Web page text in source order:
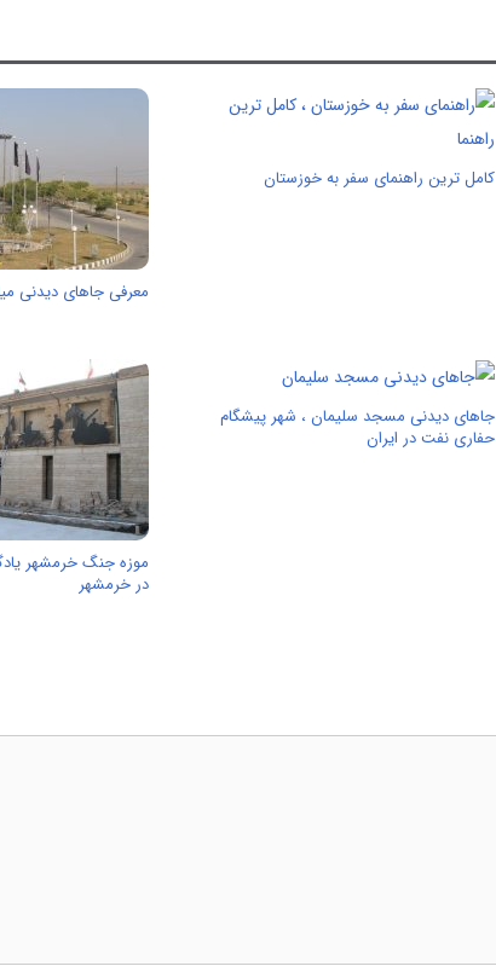
کامل ترین راهنمای سفر به خوزستان
معرفی جاهای دیدنی
جاهای دیدنی مسجد سلیمان ، شهر پیشگام
حفاری نفت در ایران
در خرمشهر